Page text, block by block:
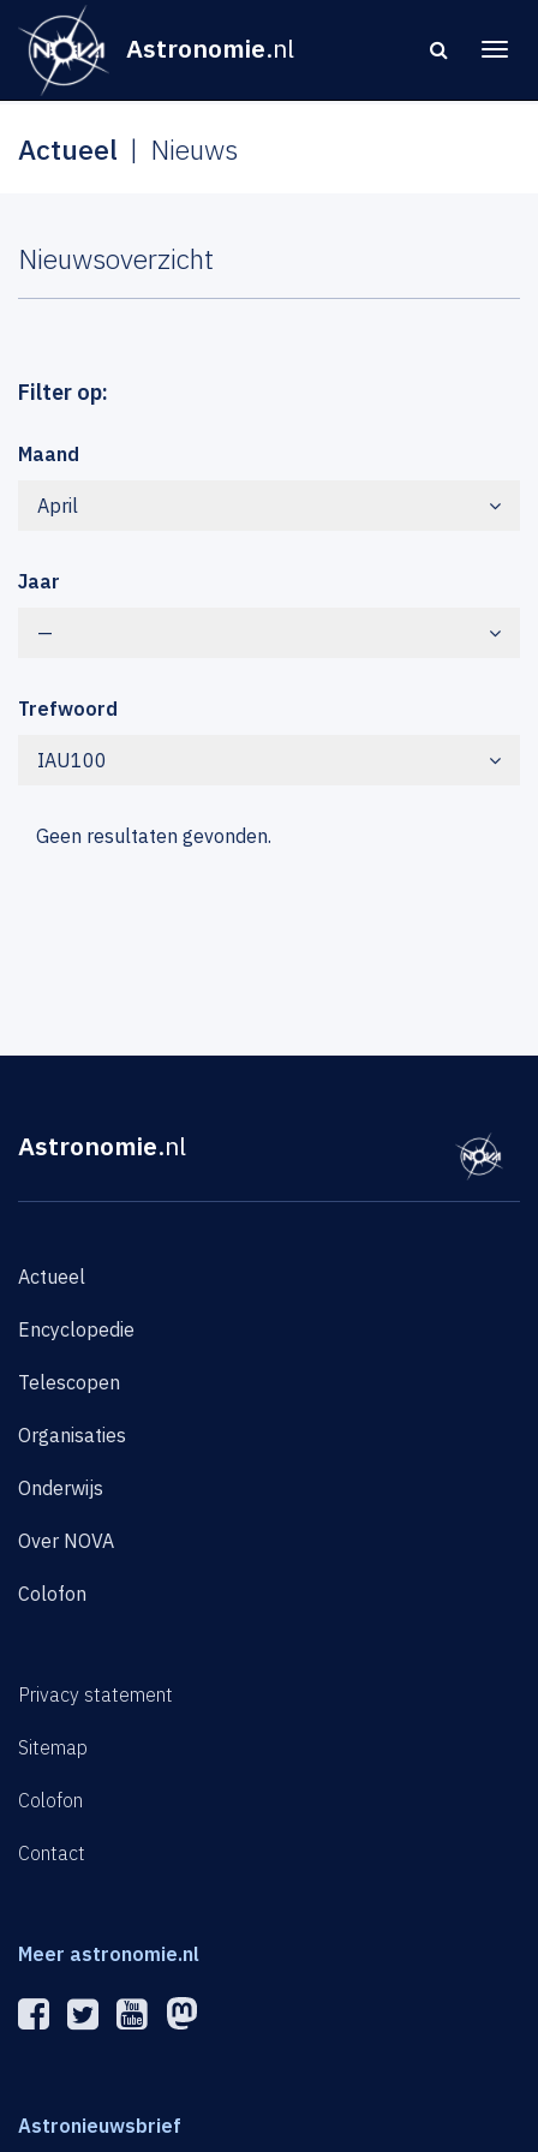
Astronomie.nl
Actueel Nieuws
Nieuwsoverzicht
Filter op:
Maand
April
Jaar
—
Trefwoord
IAU100
Geen resultaten gevonden.
Astronomie.nl
Actueel
Encyclopedie
Telescopen
Organisaties
Onderwijs
Over NOVA
Colofon
Privacy statement
Sitemap
Colofon
Contact
Meer astronomie.nl
Astronieuwsbrief